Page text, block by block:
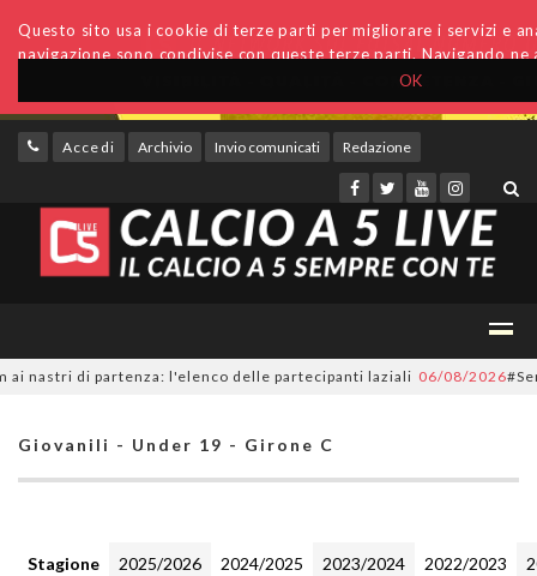
OK
Questo sito usa i cookie di terze parti per migliorare i servizi e
navigazione sono condivise con queste terze parti. Navigando
Accedi Archivio Invio comunicati Redazione
di partenza: l'elenco delle partecipanti laziali 06/08/2026
Giovanili - Under 19 - Girone C
Stagione 2025/2026 2024/2025 2023/2024 2022/2023